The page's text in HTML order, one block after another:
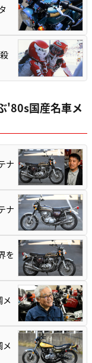
'80s国産名車メ
ナ
ナ
を
メ
メ